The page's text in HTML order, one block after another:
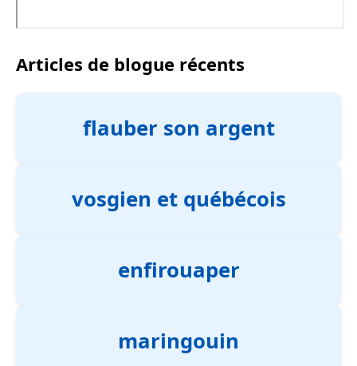
Articles de blogue récents
flauber son argent
vosgien et québécois
enfirouaper
maringouin